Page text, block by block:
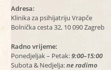
Adresa:
Klinika za psihijatriju Vrapče
Bolnička cesta 32, 10 090 Zagreb
Radno vrijeme:
Ponedjeljak – Petak:9:00–15:00
Subota & Nedjelja:ne radimo